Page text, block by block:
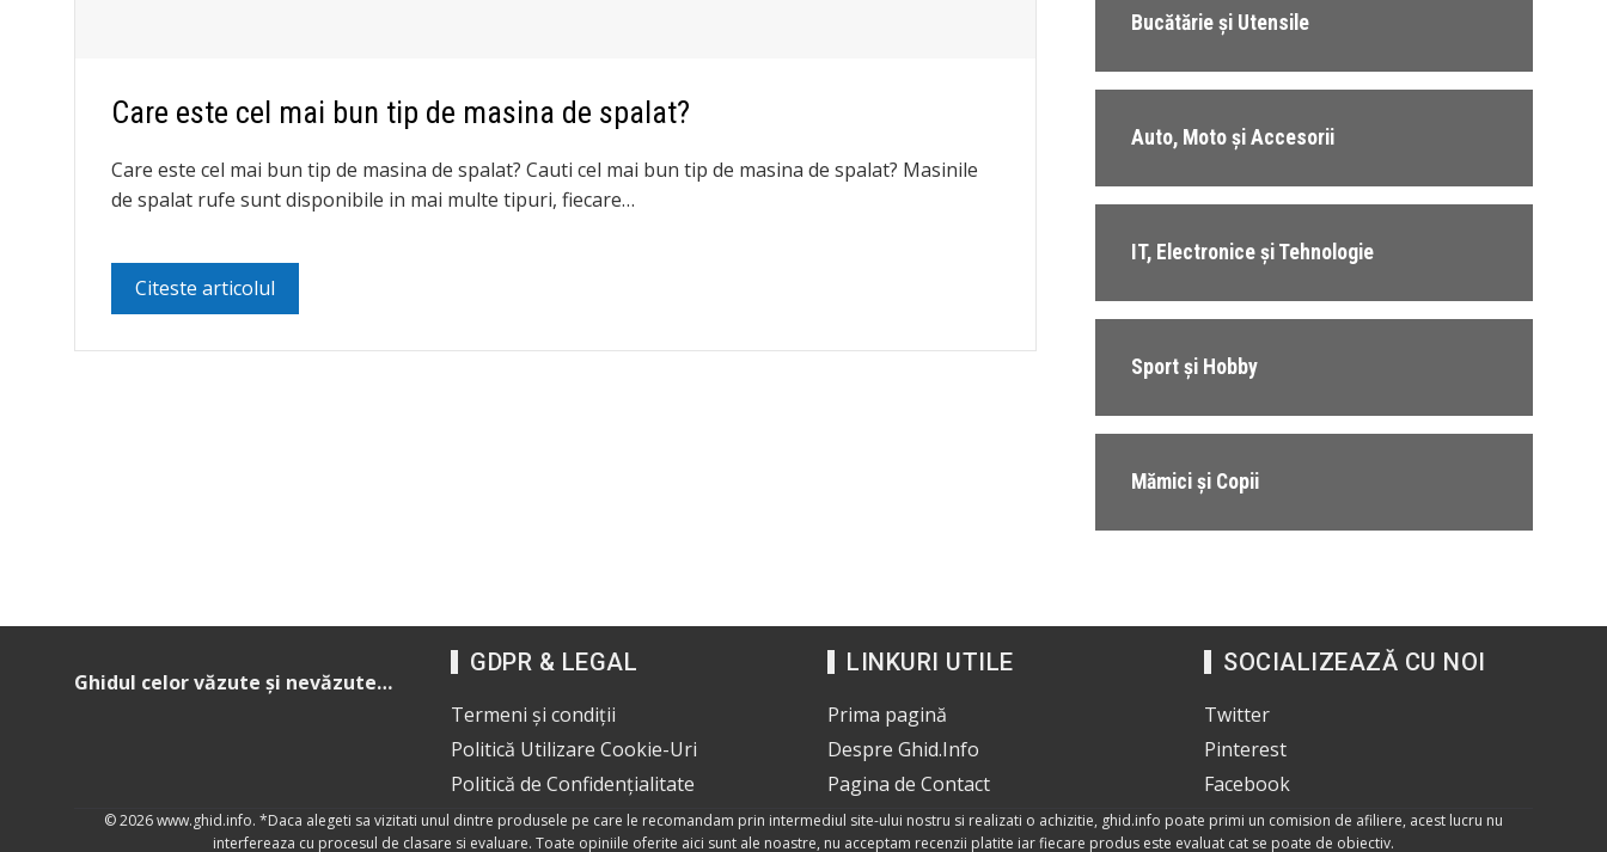
Care este cel mai bun tip de masina de spalat?
Care este cel mai bun tip de masina de spalat? Cauti cel mai bun tip de masina de spalat? Masinile
de spalat rufe sunt disponibile in mai multe tipuri, fiecare…
Citeste articolul
Bucătărie și Utensile
Auto, Moto și Accesorii
IT, Electronice și Tehnologie
Sport și Hobby
Mămici și Copii
Ghidul celor văzute și nevăzute…
GDPR & LEGAL
Termeni și condiții
Politică Utilizare Cookie-Uri
Politică de Confidențialitate
LINKURI UTILE
Prima pagină
Despre Ghid.Info
Pagina de Contact
SOCIALIZEAZĂ CU NOI
Twitter
Pinterest
Facebook
© 2026www.ghid.info. *Daca alegeti sa vizitati unul dintre produsele pe care le recomandam prin intermediul site-ului nostru si realizati o achizitie, ghid.info poate primi un comision de afiliere, acest lucru nu
interfereaza cu procesul de clasare si evaluare. Toate opiniile oferite aici sunt ale noastre, nu acceptam recenzii platite iar fiecare produs este evaluat cat se poate de obiectiv.